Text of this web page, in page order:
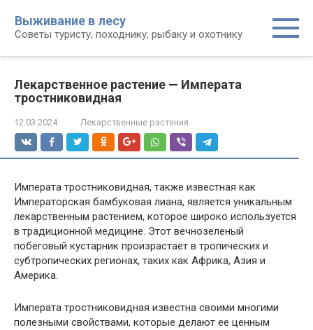
контенту
Выживание в лесу
Советы туристу, походнику, рыбаку и охотнику
Лекарственное растение — Императа
тростниковидная
12.03.2024 Лекарственные растения
Императа тростниковидная, также известная как
Императорская бамбуковая лиана, является уникальным
лекарственным растением, которое широко используется
в традиционной медицине. Этот вечнозеленый
побеговый кустарник произрастает в тропических и
субтропических регионах, таких как Африка, Азия и
Америка.
Императа тростниковидная известна своими многими
полезными свойствами, которые делают ее ценным